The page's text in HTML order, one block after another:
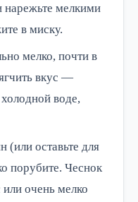
мелкими
в миску.
мелко, почти в
вкус —
воде,
(или оставьте для
порубите. Чеснок
или очень мелко